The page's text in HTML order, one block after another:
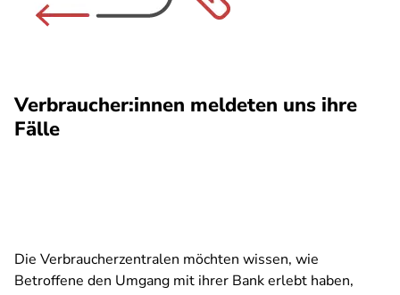
Verbraucher:innen meldeten uns ihre
Fälle
Die Verbraucherzentralen möchten wissen, wie
Betroffene den Umgang mit ihrer Bank erlebt haben,